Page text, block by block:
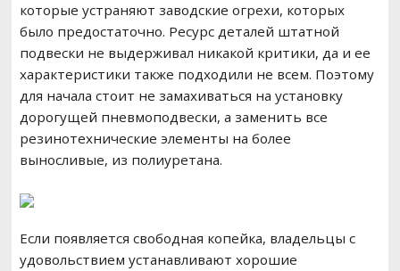
которые устраняют заводские огрехи, которых
было предостаточно. Ресурс деталей штатной
подвески не выдерживал никакой критики, да и ее
характеристики также подходили не всем. Поэтому
для начала стоит не замахиваться на установку
дорогущей пневмоподвески, а заменить все
резинотехнические элементы на более
выносливые, из полиуретана.
Если появляется свободная копейка, владельцы с
удовольствием устанавливают хорошие